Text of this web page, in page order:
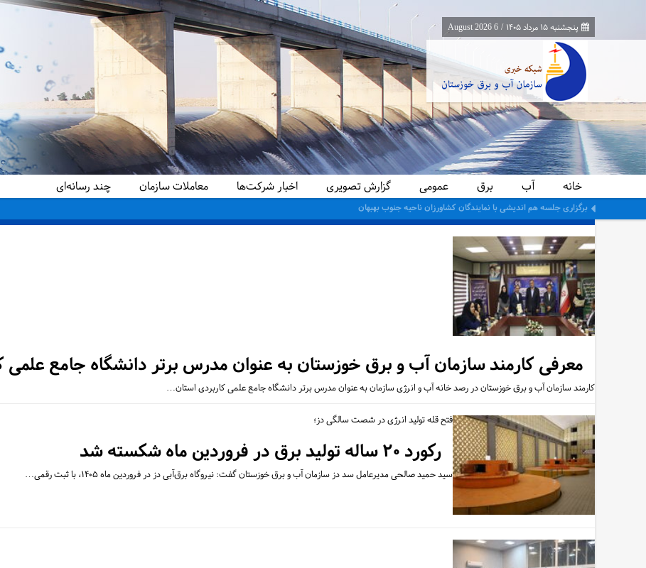
پنجشنبه ۱۵ مرداد ۱۴۰۵ /
6 August 2026
خانه آب برق عمومی گزارش تصویری اخبار شرکت‌ها معاملات سازمان چند رسانه‌ای
معاون برنامه‌ریزی و اقتصادی وزارت نیرو از پایانه‌های مرزی چذابه و شلمچه بازدید کرد
معرفی کارمند سازمان آب و برق خوزستان به عنوان مدرس برتر دانشگاه جامع علمی
کارمند سازمان آب و برق خوزستان در رصد خانه آب و انرژی سازمان به عنوان مدرس برتر دانشگاه جامع علمی کاربردی استان…
فتح قله تولید انرژی در شصت سالگی دز؛
رکورد ۲۰ ساله تولید برق در فروردین ماه شکسته شد
سید حمید صالحی مدیرعامل سد دز سازمان آب و برق خوزستان گفت: نیروگاه برق‌آبی دز در فروردین ماه ۱۴۰۵، با ثبت رقمی…